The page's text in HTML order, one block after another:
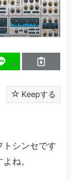
Keepする
トシンセです
ね。